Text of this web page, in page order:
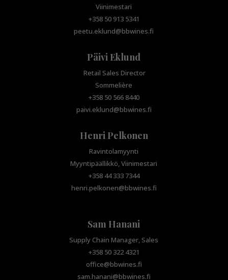
Viinimestari
+358 50 913 5341
peetu.eklund@bbwines.fi
Päivi Eklund
Retail Sales Director
Sommelière
+358 50 566 8440
paivi.eklund@bbwines.fi
Henri Pelkonen
Ravintolamyynti
Myyntipäällikkö, Viinimestari
+358 44 333 7344
henri.pelkonen@bbwines.fi
Sam Hanani
Supply Chain Manager, Sales
+358 50 322 4321
office@bbwines.fi
sam.hanani@bbwines.fi